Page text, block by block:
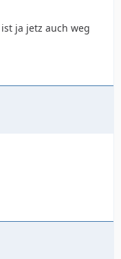
ja jetz auch weg